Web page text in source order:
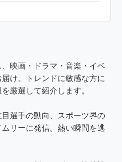
映画・ドラマ・音楽・イベ
け。トレンドに敏感な方に
厳選して紹介します。
選手の動向、スポーツ界の
リーに発信。熱い瞬間を逃